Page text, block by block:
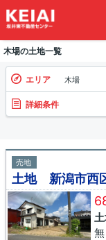
木場の土地一覧
エリア 木場
詳細条件
売地
土地 新潟市西
無